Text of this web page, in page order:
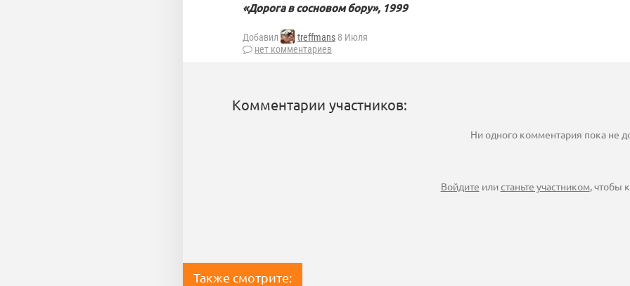
«Дорога в сосновом бору», 1999
Добавил treffmans 8 Июля
нет комментариев
Комментарии участников:
Ни одного комментария пока не
Войдите илистаньте участником, чтобы
Также смотрите: